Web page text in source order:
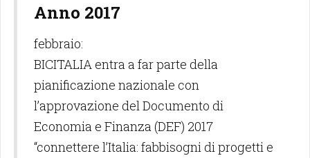
Anno 2017
febbraio:
BICITALIA entra a far parte della
pianificazione nazionale con
l’approvazione del Documento di
Economia e Finanza (DEF) 2017
“connettere l’Italia: fabbisogni di progetti e